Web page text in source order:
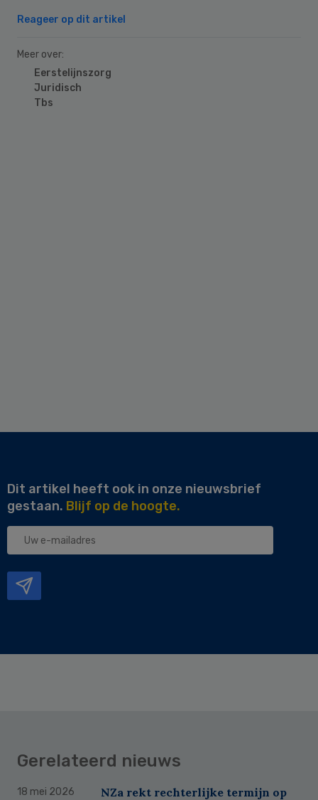
Reageer op dit artikel
Meer over:
Eerstelijnszorg
Juridisch
Tbs
Dit artikel heeft ook in onze nieuwsbrief
gestaan. Blijf op de hoogte.
Uw
Gerelateerd nieuws
18 mei 2026
NZa rekt rechterlijke termijn op